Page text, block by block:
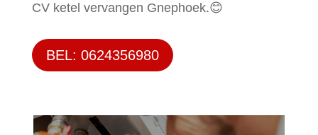
CV ketel vervangen Gnephoek.😊
BEL: 0624356980